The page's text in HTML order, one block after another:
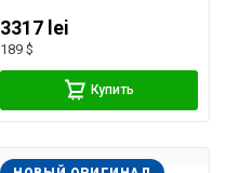
3317 lei
189 $
Купить